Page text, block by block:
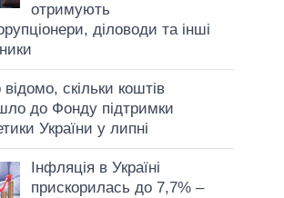
отримують
діловоди та інші
скільки коштів
до Фонду підтримки
України у липні
Інфляція в Україні
прискорилась до 7,7% –